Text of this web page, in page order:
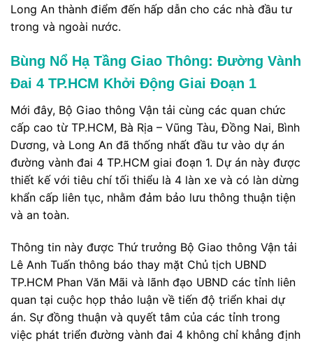
Long An thành điểm đến hấp dẫn cho các nhà đầu tư
trong và ngoài nước.
Bùng Nổ Hạ Tầng Giao Thông: Đường Vành
Đai 4 TP.HCM Khởi Động Giai Đoạn 1
Mới đây, Bộ Giao thông Vận tải cùng các quan chức
cấp cao từ TP.HCM, Bà Rịa – Vũng Tàu, Đồng Nai, Bình
Dương, và Long An đã thống nhất đầu tư vào dự án
đường vành đai 4 TP.HCM giai đoạn 1. Dự án này được
thiết kế với tiêu chí tối thiểu là 4 làn xe và có làn dừng
khẩn cấp liên tục, nhằm đảm bảo lưu thông thuận tiện
và an toàn.
Thông tin này được Thứ trưởng Bộ Giao thông Vận tải
Lê Anh Tuấn thông báo thay mặt Chủ tịch UBND
TP.HCM Phan Văn Mãi và lãnh đạo UBND các tỉnh liên
quan tại cuộc họp thảo luận về tiến độ triển khai dự
án. Sự đồng thuận và quyết tâm của các tỉnh trong
việc phát triển đường vành đai 4 không chỉ khẳng định